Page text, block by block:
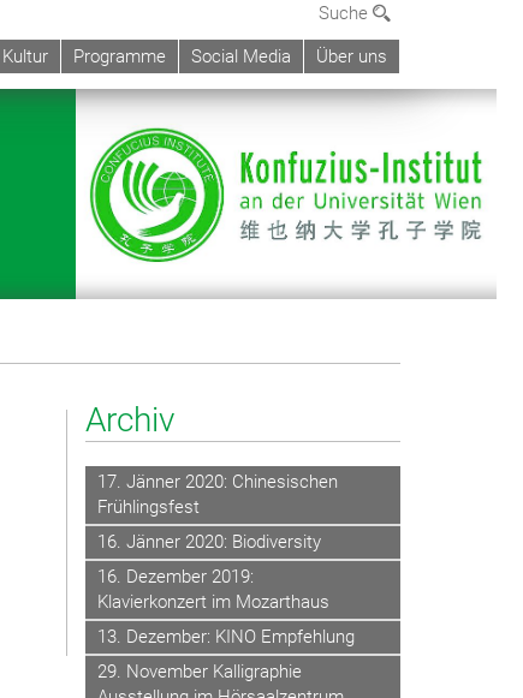
Suche
Kultur Programme Social Media Über uns
Archiv
17. Jänner 2020: Chinesischen
Frühlingsfest
16. Jänner 2020: Biodiversity
16. Dezember 2019:
Klavierkonzert im Mozarthaus
13. Dezember: KINO Empfehlung
29. November Kalligraphie